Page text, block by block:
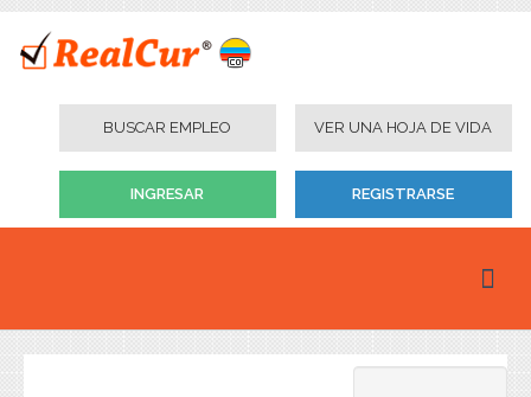
BUSCAR EMPLEO VER UNA HOJA DE VIDA
INGRESAR REGISTRARSE